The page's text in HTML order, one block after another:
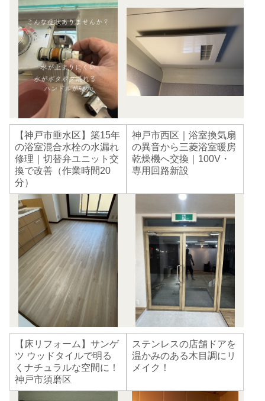
【神戸市垂水区】築15年
の浴室混合水栓の水漏れ
修理｜切替弁ユニット交
換で改善（作業時間20
分）
神戸市西区｜浴室換気扇
の異音から三菱浴室暖房
乾燥機へ交換｜100V・
専用回路新設
【床リフォーム】サンゲ
ツ ウッドタイルで明る
くナチュラルな空間に！
神戸市須磨区
ステンレスの店舗ドアを
温かみのある木目調にリ
メイク！